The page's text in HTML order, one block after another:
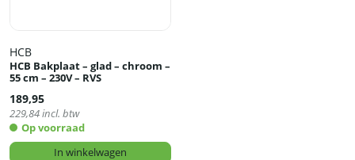
HCB
HCB Bakplaat – glad – chroom –
55 cm – 230V – RVS
189,95
229,84incl. btw
Op voorraad
In winkelwagen